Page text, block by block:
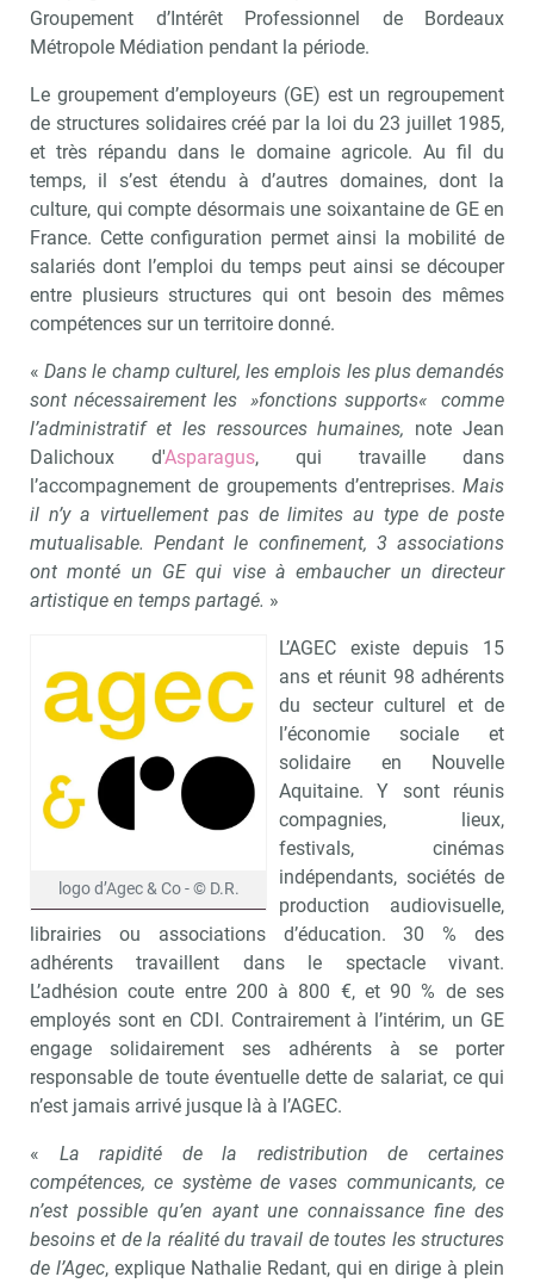
Groupement d’Intérêt Professionnel de Bordeaux
Métropole Médiation pendant la période.
Le groupement d’employeurs (GE) est un regroupement
de structures solidaires créé par la loi du 23 juillet 1985,
et très répandu dans le domaine agricole. Au fil du
temps, il s’est étendu à d’autres domaines, dont la
culture, qui compte désormais une soixantaine de GE en
France. Cette configuration permet ainsi la mobilité de
salariés dont l’emploi du temps peut ainsi se découper
entre plusieurs structures qui ont besoin des mêmes
compétences sur un territoire donné.
«Dans le champ culturel, les emplois les plus demandés
sont nécessairement les »fonctions supports« comme
l’administratif et les ressources humaines, note Jean
Dalichoux d'Asparagus, qui travaille dans
l’accompagnement de groupements d’entreprises. Mais
il n’y a virtuellement pas de limites au type de poste
mutualisable. Pendant le confinement, 3 associations
ont monté un GE qui vise à embaucher un directeur
artistique en temps partagé. »
logo d’Agec & Co - © D.R.
L’AGEC existe depuis 15
ans et réunit 98 adhérents
du secteur culturel et de
l’économie sociale et
solidaire en Nouvelle
Aquitaine. Y sont réunis
compagnies, lieux,
festivals, cinémas
indépendants, sociétés de
production audiovisuelle,
librairies ou associations d’éducation. 30 % des
adhérents travaillent dans le spectacle vivant.
L’adhésion coute entre 200 à 800 €, et 90 % de ses
employés sont en CDI. Contrairement à l’intérim, un GE
engage solidairement ses adhérents à se porter
responsable de toute éventuelle dette de salariat, ce qui
n’est jamais arrivé jusque là à l’AGEC.
« La rapidité de la redistribution de certaines
compétences, ce système de vases communicants, ce
n’est possible qu’en ayant une connaissance fine des
besoins et de la réalité du travail de toutes les structures
de l’Agec, explique Nathalie Redant, qui en dirige à plein